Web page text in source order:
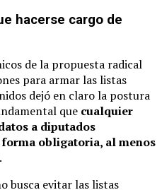
hacerse cargo de
de la propuesta radical
para armar las listas
dejó en claro la postura
que cualquier
a diputados
obligatoria, al menos
.
busca evitar las listas